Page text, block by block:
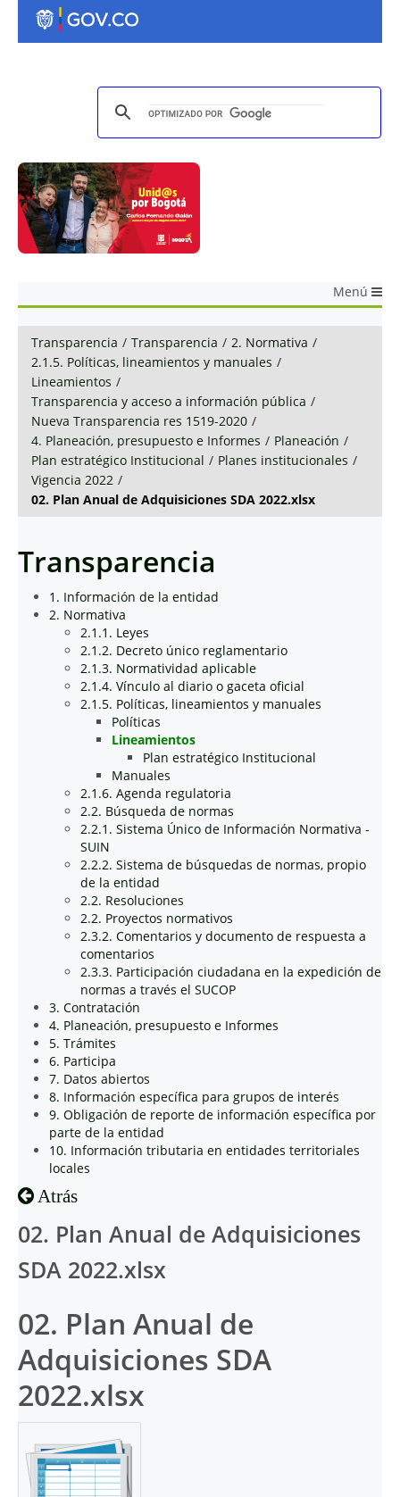
Menú
Transparencia / Transparencia / 2. Normativa /
2.1.5. Políticas, lineamientos y manuales /
Lineamientos /
Transparencia y acceso a información pública /
Nueva Transparencia res 1519-2020 /
4. Planeación, presupuesto e Informes / Planeación /
Plan estratégico Institucional / Planes institucionales /
Vigencia 2022 /
02. Plan Anual de Adquisiciones SDA 2022.xlsx
Transparencia
1. Información de la entidad
2. Normativa
2.1.1. Leyes
2.1.2. Decreto único reglamentario
2.1.3. Normatividad aplicable
2.1.4. Vínculo al diario o gaceta oficial
2.1.5. Políticas, lineamientos y manuales
Políticas
Lineamientos
Plan estratégico Institucional
Manuales
2.1.6. Agenda regulatoria
2.2. Búsqueda de normas
2.2.1. Sistema Único de Información Normativa -
SUIN
2.2.2. Sistema de búsquedas de normas, propio
de la entidad
2.2. Resoluciones
2.2. Proyectos normativos
2.3.2. Comentarios y documento de respuesta a
comentarios
2.3.3. Participación ciudadana en la expedición de
normas a través el SUCOP
3. Contratación
4. Planeación, presupuesto e Informes
5. Trámites
6. Participa
7. Datos abiertos
8. Información específica para grupos de interés
9. Obligación de reporte de información específica por
parte de la entidad
10. Información tributaria en entidades territoriales
locales
Atrás
02. Plan Anual de Adquisiciones
SDA 2022.xlsx
02. Plan Anual de
Adquisiciones SDA
2022.xlsx